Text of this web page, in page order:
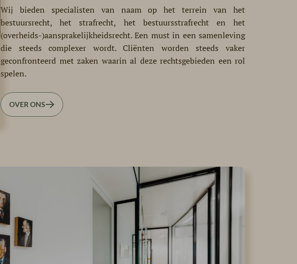
Wij bieden specialisten van naam op het terrein van het
bestuursrecht, het strafrecht, het bestuursstrafrecht en het
(overheids-)aansprakelijkheidsrecht. Een must in een samenleving
die steeds complexer wordt. Cliënten worden steeds vaker
geconfronteerd met zaken waarin al deze rechtsgebieden een rol
spelen.
OVER ONS